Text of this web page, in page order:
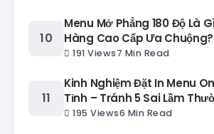
Menu Mở Phẳng 180 Độ Là
Hàng Cao Cấp Ưa Chuộng?
191 Views7 Min Read
Kinh Nghiệm Đặt In Menu
Tỉnh – Tránh 5 Sai Lầm
195 Views6 Min Read